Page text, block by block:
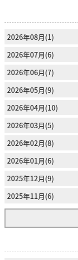
2026年08月(1)
2026年07月(6)
2026年06月(7)
2026年05月(9)
2026年04月(10)
2026年03月(5)
2026年02月(8)
2026年01月(6)
2025年12月(9)
2025年11月(6)